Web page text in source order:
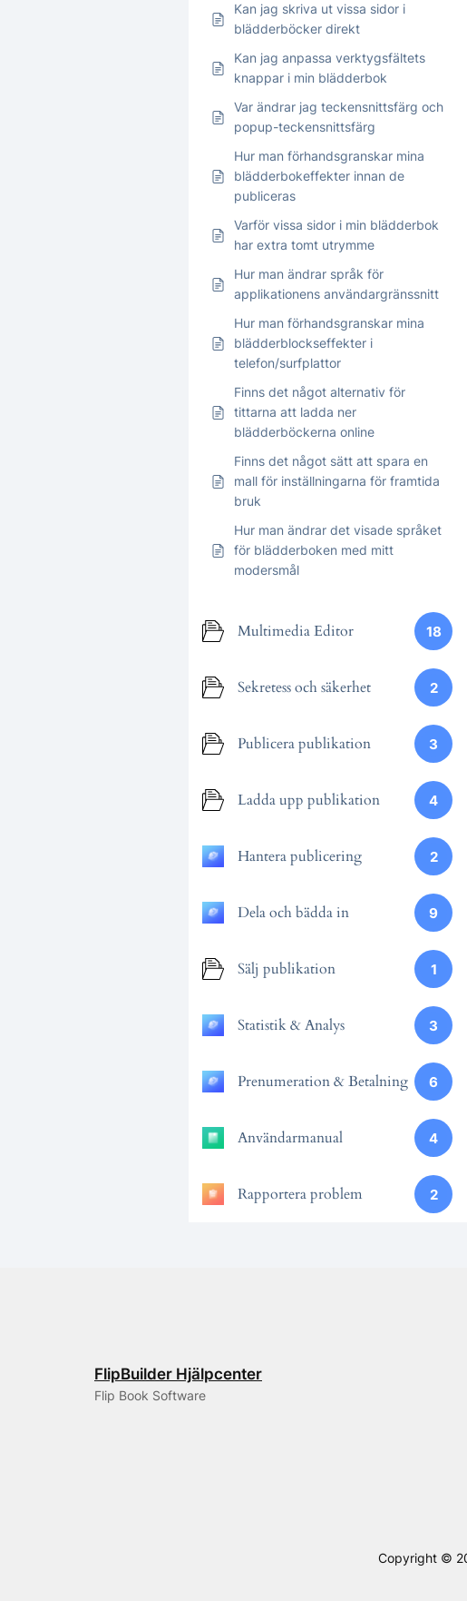
Kan jag skriva ut vissa sidor i
blädderböcker direkt
Kan jag anpassa verktygsfältets
knappar i min blädderbok
Var ändrar jag teckensnittsfärg och
popup-teckensnittsfärg
Hur man förhandsgranskar mina
blädderbokeffekter innan de
publiceras
Varför vissa sidor i min blädderbok
har extra tomt utrymme
Hur man ändrar språk för
applikationens användargränssnitt
Hur man förhandsgranskar mina
blädderblockseffekter i
telefon/surfplattor
Finns det något alternativ för
tittarna att ladda ner
blädderböckerna online
Finns det något sätt att spara en
mall för inställningarna för framtida
bruk
Hur man ändrar det visade språket
för blädderboken med mitt
modersmål
Multimedia Editor 18
Sekretess och säkerhet 2
Publicera publikation 3
Ladda upp publikation 4
Hantera publicering 2
Dela och bädda in 9
Sälj publikation 1
Statistik & Analys 3
Prenumeration & Betalning 6
Användarmanual 4
Rapportera problem 2
FlipBuilder Hjälpcenter
Flip Book Software
Copyright ©